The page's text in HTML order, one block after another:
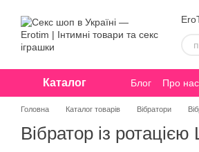
Каталог Блог Про нас
Головна Каталог товарів Вібратори
Вібратор із